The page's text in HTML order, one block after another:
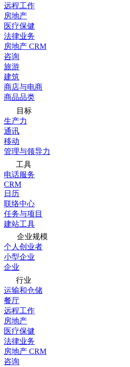
远程工作
房地产
医疗保健
法律业务
房地产 CRM
咨询
旅游
建筑
商店与电商
商品品类
目标
生产力
通讯
移动
管理与领导力
工具
电话服务
CRM
日历
联络中心
任务与项目
建站工具
企业规模
个人创业者
小型企业
企业
行业
运输和仓储
餐厅
远程工作
房地产
医疗保健
法律业务
房地产 CRM
咨询